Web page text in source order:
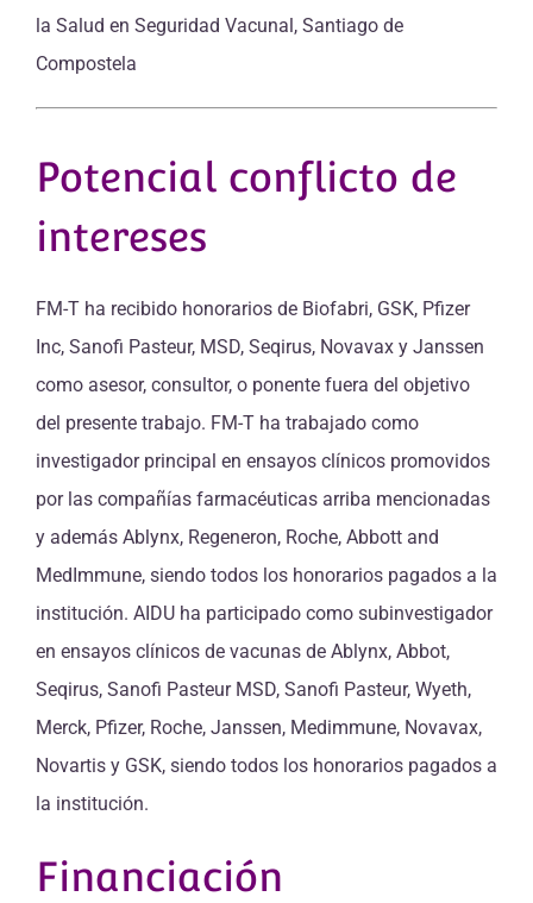
la Salud en Seguridad Vacunal, Santiago de
Compostela
Potencial conflicto de
intereses
FM-T ha recibido honorarios de Biofabri, GSK, Pfizer
Inc, Sanofi Pasteur, MSD, Seqirus, Novavax y Janssen
como asesor, consultor, o ponente fuera del objetivo
del presente trabajo. FM-T ha trabajado como
investigador principal en ensayos clínicos promovidos
por las compañías farmacéuticas arriba mencionadas
y además Ablynx, Regeneron, Roche, Abbott and
MedImmune, siendo todos los honorarios pagados a la
institución. AIDU ha participado como subinvestigador
en ensayos clínicos de vacunas de Ablynx, Abbot,
Seqirus, Sanofi Pasteur MSD, Sanofi Pasteur, Wyeth,
Merck, Pfizer, Roche, Janssen, Medimmune, Novavax,
Novartis y GSK, siendo todos los honorarios pagados a
la institución.
Financiación